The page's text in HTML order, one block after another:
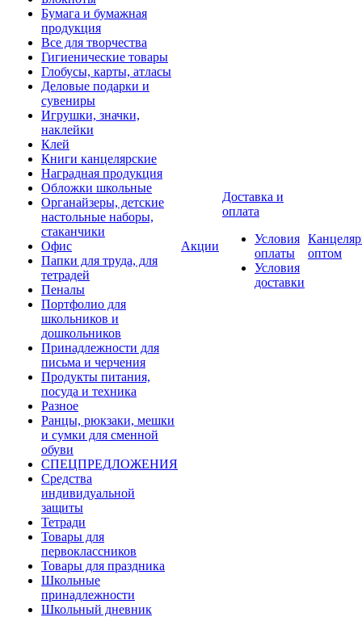
Бумага и бумажная
продукция
Все для творчества
Гигиенические товары
Глобусы, карты, атласы
Деловые подарки и
сувениры
Игрушки, значки,
наклейки
Клей
Книги канцелярские
Наградная продукция
Обложки школьные
Органайзеры, детские
настольные наборы,
стаканчики
Офис
Папки для труда, для
тетрадей
Пеналы
Портфолио для
школьников и
дошкольников
Принадлежности для
письма и черчения
Продукты питания,
посуда и техника
Разное
Ранцы, рюкзаки, мешки
и сумки для сменной
обуви
СПЕЦПРЕДЛОЖЕНИЯ
Средства
индивидуальной
защиты
Тетради
Товары для
первоклассников
Товары для праздника
Школьные
принадлежности
Школьный дневник
Акции
Доставка и
оплата
Условия
оплаты
Условия
доставки
оптом